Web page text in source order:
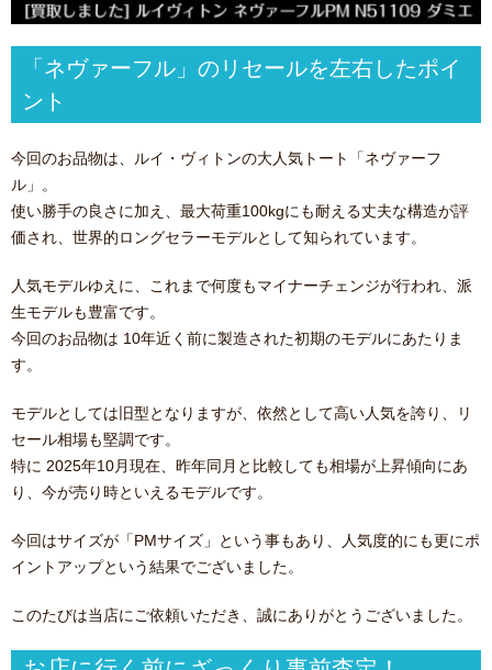
「ネヴァーフル」のリセールを左右したポイ
ント
今回のお品物は、ルイ・ヴィトンの大人気トート「ネヴァーフ
ル」。
使い勝手の良さに加え、最大荷重100kgにも耐える丈夫な構造が評
価され、世界的ロングセラーモデルとして知られています。
人気モデルゆえに、これまで何度もマイナーチェンジが行われ、派
生モデルも豊富です。
今回のお品物は 10年近く前に製造された初期のモデルにあたりま
す。
モデルとしては旧型となりますが、依然として高い人気を誇り、リ
セール相場も堅調です。
特に 2025年10月現在、昨年同月と比較しても相場が上昇傾向にあ
り、今が売り時といえるモデルです。
今回はサイズが「PMサイズ」という事もあり、人気度的にも更にポ
イントアップという結果でございました。
このたびは当店にご依頼いただき、誠にありがとうございました。